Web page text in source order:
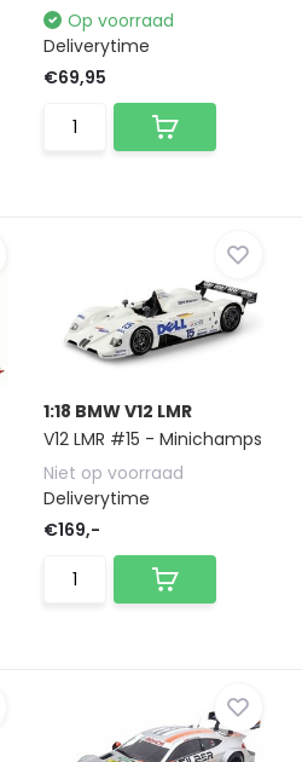
Op voorraad
Deliverytime
€69,95
1:18 BMW V12 LMR
V12 LMR #15 - Minichamps
Niet op voorraad
Deliverytime
€169,-